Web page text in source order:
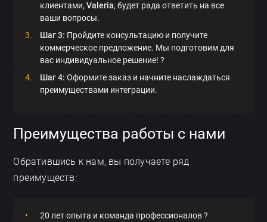
клиентами,Valeria, будет рада ответить на все
ваши вопросы.
Шаг 3: Пройдите консультацию и получите
коммерческое предложение. Мы подготовим для
вас индивидуальное решение! ?
Шаг 4: Оформите заказ и начните наслаждаться
преимуществами интеграции.
Преимущества работы с нами
Обратившись к нам, вы получаете ряд
преимуществ:
20 лет опыта и команда профессионалов ?